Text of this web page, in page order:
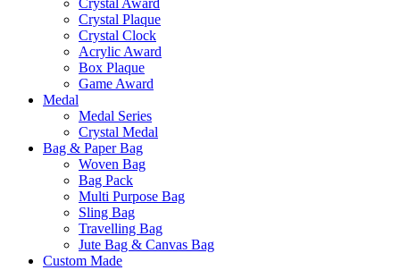
Crystal Award
Crystal Plaque
Crystal Clock
Acrylic Award
Box Plaque
Game Award
Medal
Medal Series
Crystal Medal
Bag & Paper Bag
Woven Bag
Bag Pack
Multi Purpose Bag
Sling Bag
Travelling Bag
Jute Bag & Canvas Bag
Custom Made